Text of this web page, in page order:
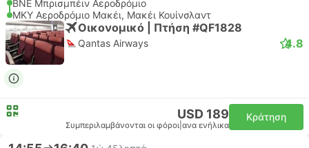
BNE Μπρισμπέιν Αεροδρόμιο
MKY Αεροδρόμιο Μακέι, Μακέι Κουίνσλαντ
Οικονομικό | Πτήση #QF1828
Qantas Airways 4.8
USD 189
Συμπεριλαμβάνονται οι φόροι ανα ενήλικα
Κράτηση